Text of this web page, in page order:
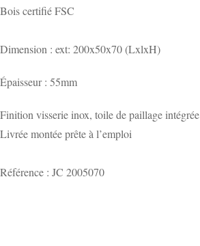
Bois certifié FSC
Dimension : ext: 200x50x70 (LxlxH)
Épaisseur : 55mm
Finition visserie inox, toile de paillage intégrée
Livrée montée prête à l’emploi
Référence : JC 2005070